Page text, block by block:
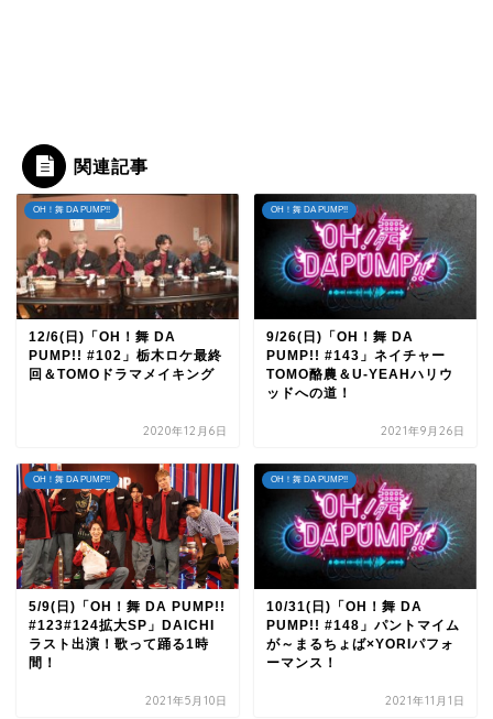
関連記事
OH！舞 DA PUMP!!
12/6(日)「OH！舞 DA
PUMP!! #102」栃木ロケ最終
回＆TOMOドラマメイキング
2020年12月6日
OH！舞 DA PUMP!!
9/26(日)「OH！舞 DA
PUMP!! #143」ネイチャー
TOMO酪農＆U-YEAHハリウ
ッドへの道！
2021年9月26日
OH！舞 DA PUMP!!
5/9(日)「OH！舞 DA PUMP!!
#123#124拡大SP」DAICHI
ラスト出演！歌って踊る1時
間！
2021年5月10日
OH！舞 DA PUMP!!
10/31(日)「OH！舞 DA
PUMP!! #148」パントマイム
が～まるちょば×YORIパフォ
ーマンス！
2021年11月1日